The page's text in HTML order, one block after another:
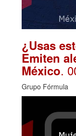
¿Usas
Emiten
México.
Grupo Fórmula